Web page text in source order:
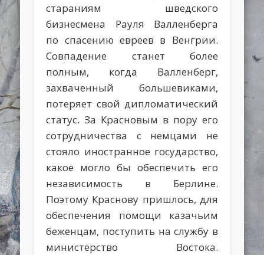
стараниям шведского
бизнесмена Рауля Валленберга
по спасению евреев в Венгрии.
Совпадение станет более
полным, когда Валленберг,
захваченный большевиками,
потеряет свой дипломатический
статус. За Красновым в пору его
сотрудничества с немцами не
стояло иностранное государство,
какое могло бы обеспечить его
независимость в Берлине.
Поэтому Краснову пришлось, для
обеспечения помощи казачьим
беженцам, поступить на службу в
министерство Востока.